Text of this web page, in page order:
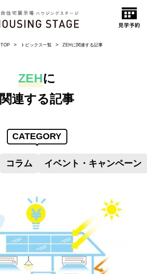
トピックス一覧 ZEHに関連する記事
ZEHに
関連する記事
CATEGORY
コラム イベント・キャンペーン